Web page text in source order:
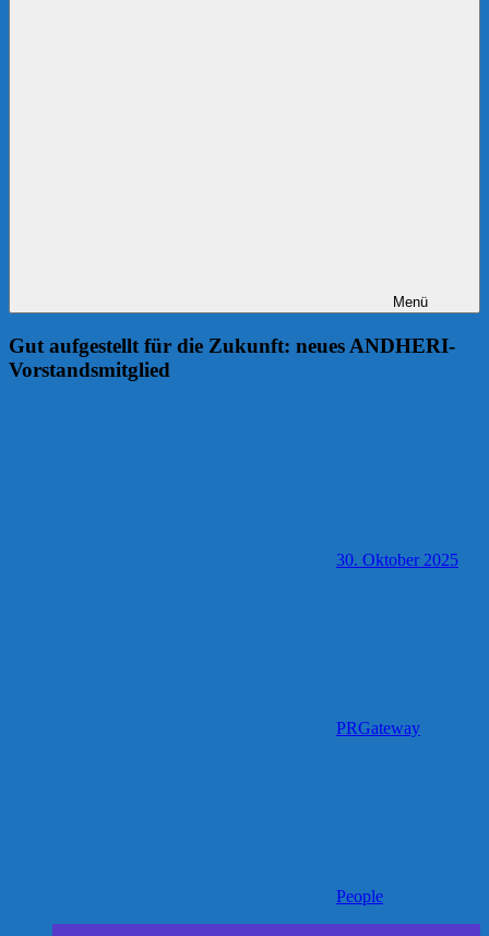
Menü
Gut aufgestellt für die Zukunft: neues ANDHERI-
Vorstandsmitglied
30. Oktober 2025
PRGateway
People